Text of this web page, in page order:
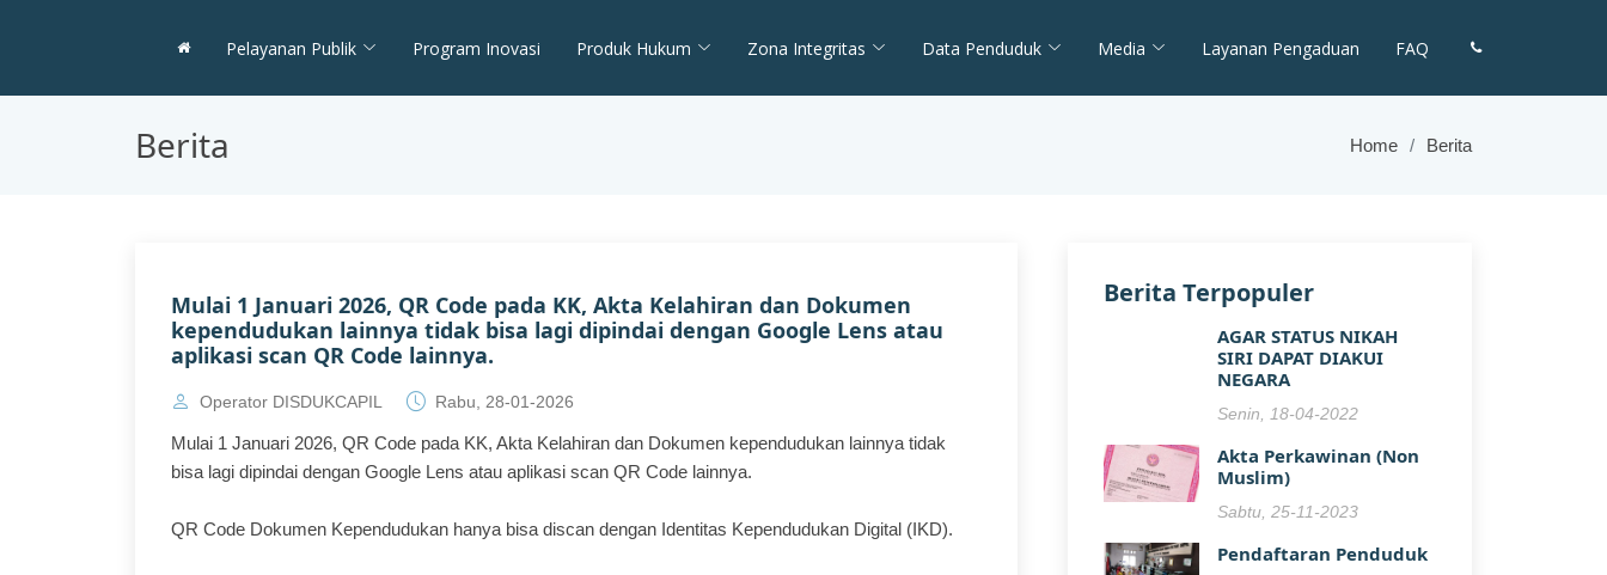
Pelayanan Publik Program Inovasi Produk Hukum Zona Integritas Data Penduduk Media Layanan Pengaduan FAQ
Berita Home Berita
Mulai 1 Januari 2026, QR Code pada KK, Akta Kelahiran dan Dokumen
kependudukan lainnya tidak bisa lagi dipindai dengan Google Lens atau
aplikasi scan QR Code lainnya.
Operator DISDUKCAPIL Rabu, 28-01-2026
Mulai 1 Januari 2026, QR Code pada KK, Akta Kelahiran dan Dokumen kependudukan lainnya tidak
bisa lagi dipindai dengan Google Lens atau aplikasi scan QR Code lainnya.
QR Code Dokumen Kependudukan hanya bisa discan dengan Identitas Kependudukan Digital (IKD).
Berita Terpopuler
AGAR STATUS NIKAH
SIRI DAPAT DIAKUI
NEGARA
Senin, 18-04-2022
Akta Perkawinan (Non
Muslim)
Sabtu, 25-11-2023
Pendaftaran Penduduk